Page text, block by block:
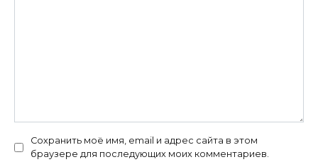
Сохранить моё имя, email и адрес сайта в этом
браузере для последующих моих комментариев.